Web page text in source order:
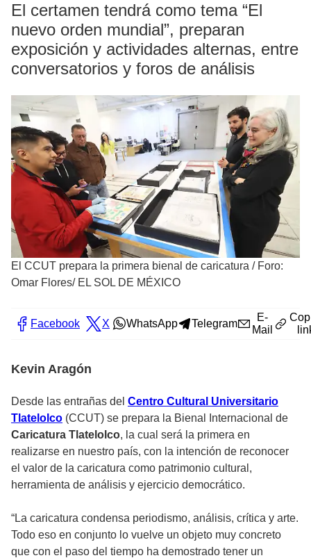
El certamen tendrá como tema “El
nuevo orden mundial”, preparan
exposición y actividades alternas, entre
conversatorios y foros de análisis
El CCUT prepara la primera bienal de caricatura / Foro:
Omar Flores/ EL SOL DE MÉXICO
Facebook X WhatsApp Telegram
E-
Mail
Kevin Aragón
Desde las entrañas del Centro Cultural Universitario
Tlatelolco (CCUT) se prepara la Bienal Internacional de
Caricatura Tlatelolco, la cual será la primera en
realizarse en nuestro país, con la intención de reconocer
el valor de la caricatura como patrimonio cultural,
herramienta de análisis y ejercicio democrático.
“La caricatura condensa periodismo, análisis, crítica y arte.
Todo eso en conjunto lo vuelve un objeto muy concreto
que con el paso del tiempo ha demostrado tener un